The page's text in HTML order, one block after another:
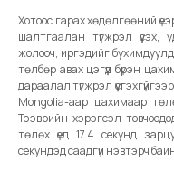
Хотоос гарах хөдөлгөөний
шалтгаалан түгжрэл үүсэх,
жолооч, иргэдийг
төлбөр авах цэгүүд бүрэн
дараалал түгжрэл
Mongolia-аар цахимаар
Тээврийн хэрэгсэл
төлөх үед 17.4 секунд
секундэд саадгүй нэвтэрч